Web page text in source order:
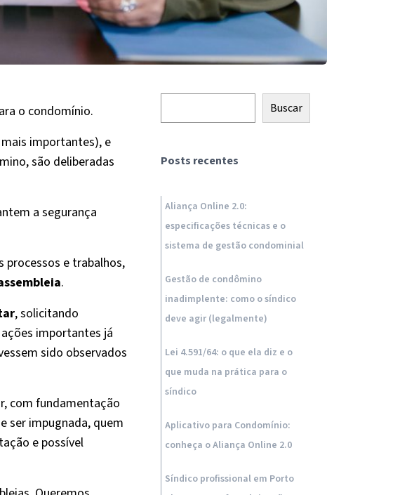
o condomínio.
importantes), e
são deliberadas
a segurança
processos e trabalhos,
.
, solicitando
importantes já
sido observados
com fundamentação
ser impugnada, quem
e possível
Buscar
Posts recentes
Aliança Online 2.0:
especificações técnicas e o
sistema de gestão condominial
Gestão de condômino
inadimplente: como o síndico
deve agir (legalmente)
Lei 4.591/64: o que ela diz e o
que muda na prática para o
síndico
Aplicativo para Condomínio:
conheça o Aliança Online 2.0
Síndico profissional em Porto